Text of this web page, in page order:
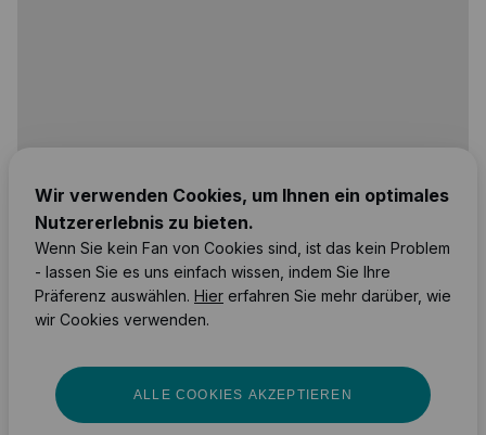
Wir verwenden Cookies, um Ihnen ein optimales
Nutzererlebnis zu bieten.
Wenn Sie kein Fan von Cookies sind, ist das kein Problem
- lassen Sie es uns einfach wissen, indem Sie Ihre
Präferenz auswählen. Hier erfahren Sie mehr darüber, wie
wir Cookies verwenden.
ALLE COOKIES AKZEPTIEREN